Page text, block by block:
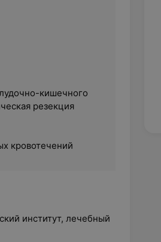
кишечного
резекция
кровотечений
институт, лечебный